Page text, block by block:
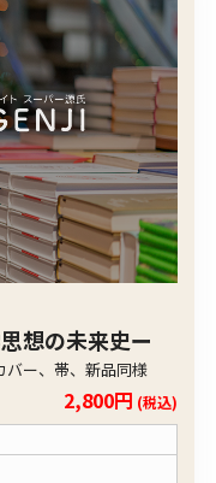
想の未来史ー
ー、帯、新品同様
2,800円 (税込)